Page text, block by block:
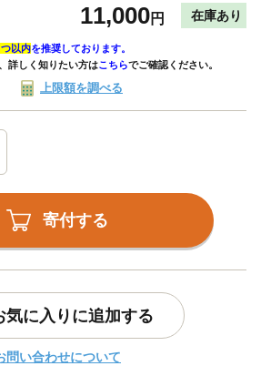
11,000円 在庫あり
以内を推奨しております。
詳しく知りたい方はこちらでご確認ください。
上限額を調べる
寄付する
気に入りに追加する
問い合わせについて